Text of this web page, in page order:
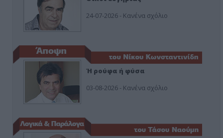
24-07-2026 - Κανένα σχόλιο
Ή ρούφα ή φύσα
03-08-2026 - Κανένα σχόλιο